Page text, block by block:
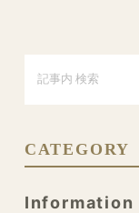
CATEGORY
Information